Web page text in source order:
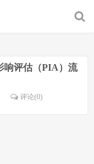
响评估（PIA）流
评论(0)